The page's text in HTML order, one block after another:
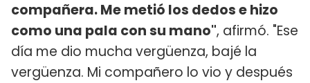
compañera. Me metió los dedos e hizo
como una pala con su mano", afirmó. "Ese
día me dio mucha vergüenza, bajé la
vergüenza. Mi compañero lo vio y después